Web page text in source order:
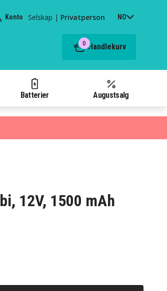
Konto Selskap | Privatperson NO
0 Handlekurv
Batterier Augustsalg
12V, 1500 mAh